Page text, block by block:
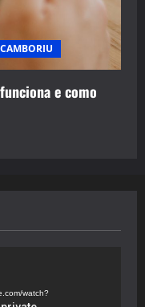
e como
watch?